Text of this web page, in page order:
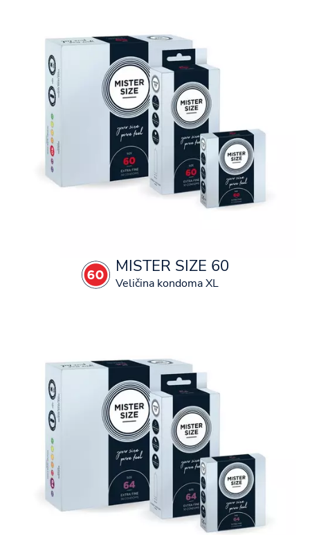
MISTER SIZE 60
Veličina kondoma XL